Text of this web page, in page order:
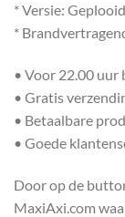
* Versie: Geplooid
*
• Voor 22.00 uur
• Gratis
• Betaalbare
• Goede
Door op de
MaxiAxi.com